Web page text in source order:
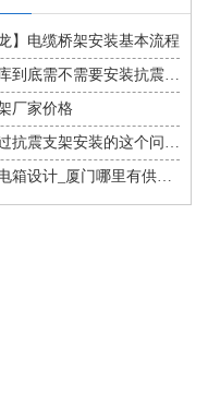
】电缆桥架安装基本流程
地下车库到底需不需要安装抗震支架吗？
厂家价格
你注意过抗震支架安装的这个问题吗？
福州配电箱设计_厦门哪里有供应质量好的配电箱